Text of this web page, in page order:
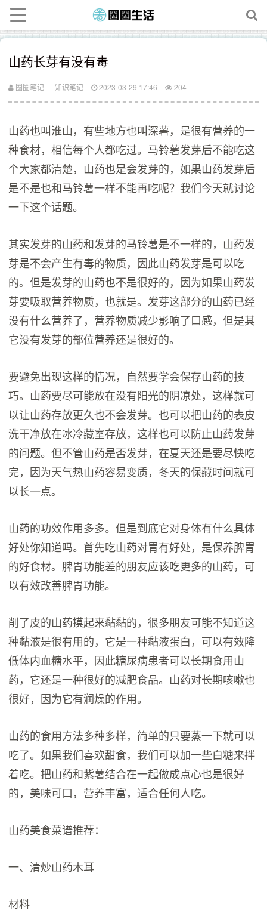
山药长芽有没有毒
圈圈笔记 知识笔记 2023-03-29 17:46 204
山药也叫淮山，有些地方也叫深薯，是很有营养的一
种食材，相信每个人都吃过。马铃薯发芽后不能吃这
个大家都清楚，山药也是会发芽的，如果山药发芽后
是不是也和马铃薯一样不能再吃呢？我们今天就讨论
一下这个话题。
其实发芽的山药和发芽的马铃薯是不一样的，山药发
芽是不会产生有毒的物质，因此山药发芽是可以吃
的。但是发芽的山药也不是很好的，因为如果山药发
芽要吸取营养物质，也就是。发芽这部分的山药已经
没有什么营养了，营养物质减少影响了口感，但是其
它没有发芽的部位营养还是很好的。
要避免出现这样的情况，自然要学会保存山药的技
巧。山药要尽可能放在没有阳光的阴凉处，这样就可
以让山药存放更久也不会发芽。也可以把山药的表皮
洗干净放在冰冷藏室存放，这样也可以防止山药发芽
的问题。但不管山药是否发芽，在夏天还是要尽快吃
完，因为天气热山药容易变质，冬天的保藏时间就可
以长一点。
山药的功效作用多多。但是到底它对身体有什么具体
好处你知道吗。首先吃山药对胃有好处，是保养脾胃
的好食材。脾胃功能差的朋友应该吃更多的山药，可
以有效改善脾胃功能。
削了皮的山药摸起来黏黏的，很多朋友可能不知道这
种黏液是很有用的，它是一种黏液蛋白，可以有效降
低体内血糖水平，因此糖尿病患者可以长期食用山
药，它还是一种很好的减肥食品。山药对长期咳嗽也
很好，因为它有润燥的作用。
山药的食用方法多种多样，简单的只要蒸一下就可以
吃了。如果我们喜欢甜食，我们可以加一些白糖来拌
着吃。把山药和紫薯结合在一起做成点心也是很好
的，美味可口，营养丰富，适合任何人吃。
山药美食菜谱推荐：
一、清炒山药木耳
材料